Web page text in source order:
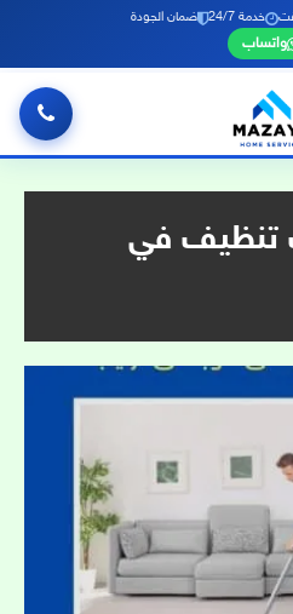
خدمة 24/7 ضمان الجودة
واتساب
تنظيف في